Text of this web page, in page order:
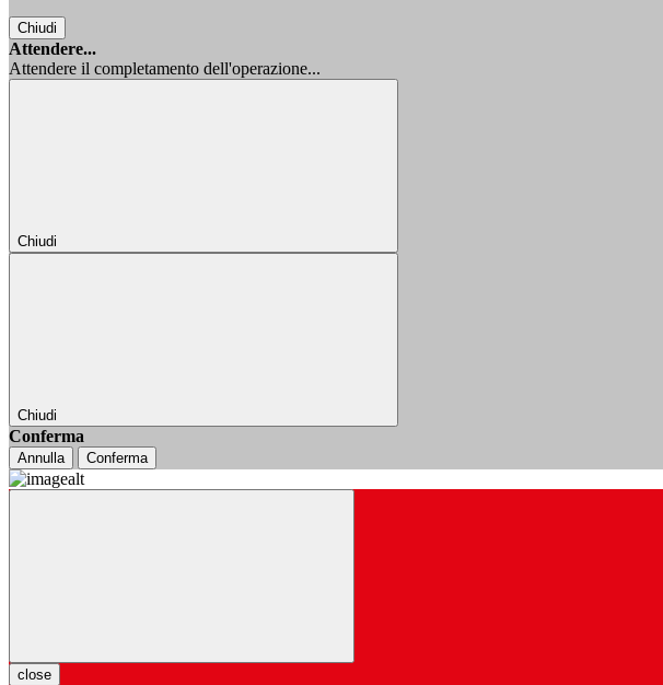
Chiudi
Attendere...
Attendere il completamento dell'operazione...
Chiudi
Chiudi
Conferma
Annulla Conferma
close